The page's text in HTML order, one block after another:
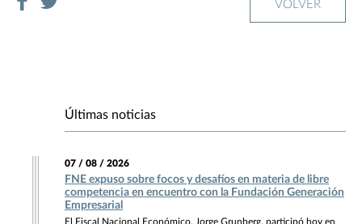
VOLVER
Últimas noticias
07 / 08 / 2026
FNE expuso sobre focos y desafíos en materia de libre
competencia en encuentro con la Fundación Generación
Empresarial
El Fiscal Nacional Económico, Jorge Grunberg, participó hoy en